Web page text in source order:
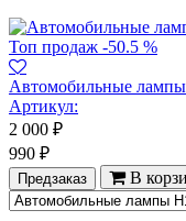
Топ продаж -50.5 %
Автомобильные
Артикул:
2 000 ₽
990 ₽
Предзаказ В